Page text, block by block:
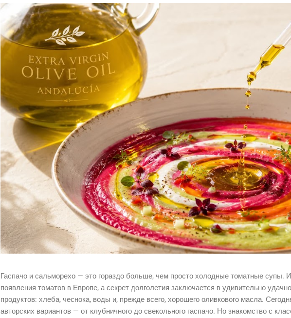
Гаспачо и сальморехо — это гораздо больше, чем просто холодные томатные супы.
появления томатов в Европе, а секрет долголетия заключается в удивительно
продуктов: хлеба, чеснока, воды и, прежде всего, хорошего оливкового масла.
авторских вариантов — от клубничного до свекольного гаспачо. Но знакомство с